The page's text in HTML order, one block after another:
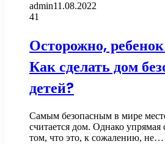
admin11.08.2022
41
Осторожно,
Как сделать дом
детей?
Самым безопасным в мире
считается дом. Однако упрямая
том, что это, к сожалению, не…